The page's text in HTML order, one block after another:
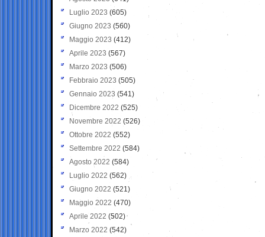
Luglio 2023 (605)
Giugno 2023 (560)
Maggio 2023 (412)
Aprile 2023 (567)
Marzo 2023 (506)
Febbraio 2023 (505)
Gennaio 2023 (541)
Dicembre 2022 (525)
Novembre 2022 (526)
Ottobre 2022 (552)
Settembre 2022 (584)
Agosto 2022 (584)
Luglio 2022 (562)
Giugno 2022 (521)
Maggio 2022 (470)
Aprile 2022 (502)
Marzo 2022 (542)